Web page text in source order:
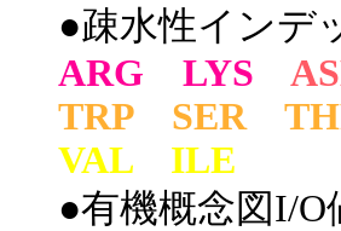
●疎水性インデ
ARG LYS
TRP SER
VAL ILE
●有機概念図I/O